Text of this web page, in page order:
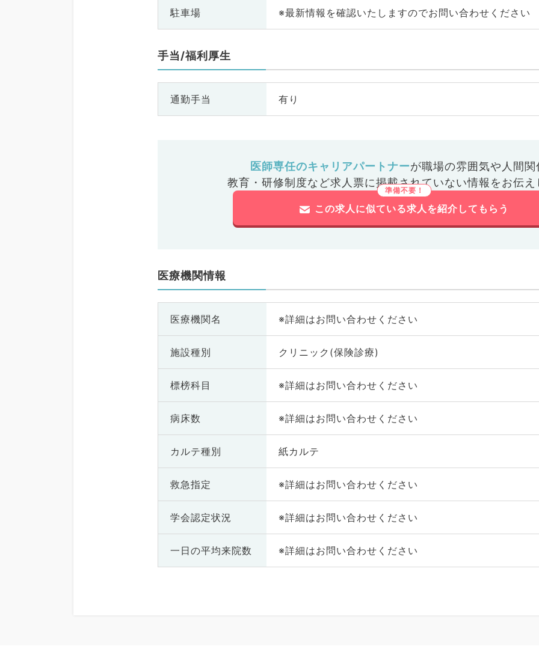
駐車場 ※最新情報を確認いたしますのでお問い合わせください
手当/福利厚生
通勤手当 有り
医師専任のキャリアパートナーが職場の雰囲気や人間関
教育・研修制度など求人票に掲載されていない情報をお伝え
この求人に似ている求人を紹介してもらう
医療機関情報
医療機関名 ※詳細はお問い合わせください
施設種別 クリニック(保険診療)
標榜科目 ※詳細はお問い合わせください
病床数 ※詳細はお問い合わせください
カルテ種別 紙カルテ
救急指定 ※詳細はお問い合わせください
学会認定状況 ※詳細はお問い合わせください
一日の平均来院数 ※詳細はお問い合わせください